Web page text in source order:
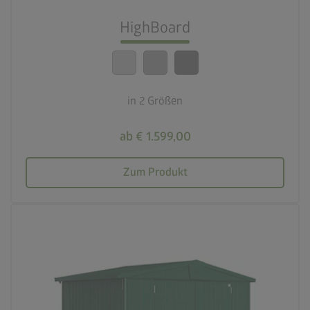
HighBoard
in 2 Größen
ab € 1.599,00
Zum Produkt
calendar_month
20 Jahre Garantie